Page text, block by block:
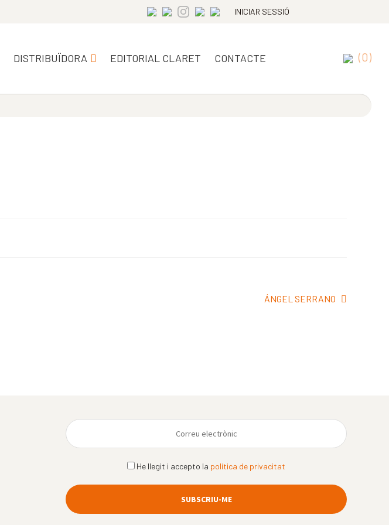
INICIAR SESSIÓ
DISTRIBUÏDORA EDITORIAL CLARET CONTACTE (0)
Pròxima
ÁNGEL SERRANO
He llegit i accepto la política de privacitat